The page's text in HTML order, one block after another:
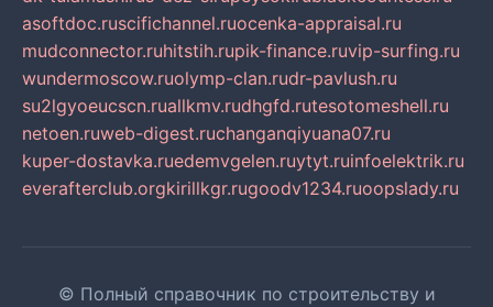
asoftdoc.ruscifichannel.ruocenka-appraisal.ru
mudconnector.ruhitstih.rupik-finance.ruvip-surfing.ru
wundermoscow.ruolymp-clan.rudr-pavlush.ru
su2lgyoeucscn.ruallkmv.rudhgfd.rutesotomeshell.ru
netoen.ruweb-digest.ruchanganqiyuana07.ru
kuper-dostavka.ruedemvgelen.ruytyt.ruinfoelektrik.ru
everafterclub.orgkirillkgr.rugoodv1234.ruoopslady.ru
© Полный справочник по строительству и